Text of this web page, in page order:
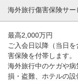
海外旅行傷害保険サー
最高2,000万円
ご入会日以降（当日
害保険を付帯します。
海外旅行中のケガや
損・盗難、ホテルの